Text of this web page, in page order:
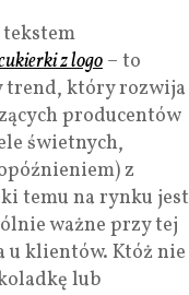
z logo– to
trend, który rozwija
producentów
świetnych,
z
temu na rynku jest
ważne przy tej
u klientów. Któż nie
lub